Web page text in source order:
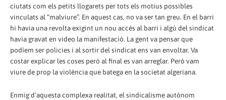
ciutats com els petits llogarets per tots els motius possibles
vinculats al “malviure”. En aquest cas, no va ser tan greu. En el barri
hi havia una revolta exigint un nou accés al barri i algú del sindicat
havia gravat en video la manifestació. La gent va pensar que
podíem ser policies i al sortir del sindicat ens van envoltar. Va
costar explicar les coses però al final es van arreglar. Però vam
viure de prop la violència que batega en la societat algeriana.
Enmig d'aquesta complexa realitat, el sindicalisme autònom